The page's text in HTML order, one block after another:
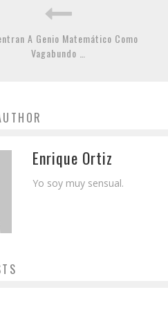
A Genio Matemático Como
Vagabundo …
Enrique Ortiz
Yo soy muy sensual.